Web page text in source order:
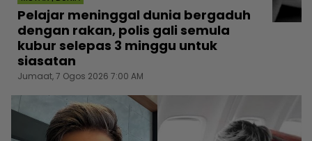
Pelajar meninggal dunia bergaduh
dengan rakan, polis gali semula
kubur selepas 3 minggu untuk
siasatan
Jumaat, 7 Ogos 2026 7:00 AM